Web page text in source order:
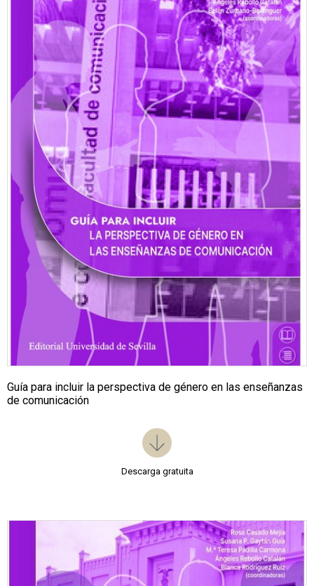
Guía para incluir la perspectiva de género en las enseñanzas
de comunicación
Descarga gratuita